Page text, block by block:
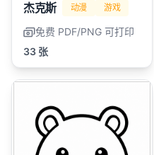
杰克斯 动漫 游戏
免费 PDF/PNG 可打印
33 张